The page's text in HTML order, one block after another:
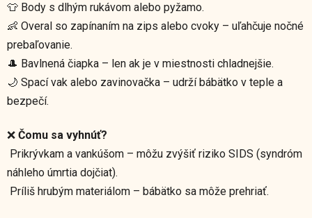
👕 Body s dlhým rukávom alebo pyžamo.
👶 Overal so zapínaním na zips alebo cvoky – uľahčuje nočné
prebaľovanie.
🎩 Bavlnená čiapka – len ak je v miestnosti chladnejšie.
🌙 Spací vak alebo zavinovačka – udrží bábätko v teple a
bezpečí.
❌ Čomu sa vyhnúť?
Prikrývkam a vankúšom – môžu zvýšiť riziko SIDS (syndróm
náhleho úmrtia dojčiat).
Príliš hrubým materiálom – bábätko sa môže prehriať.